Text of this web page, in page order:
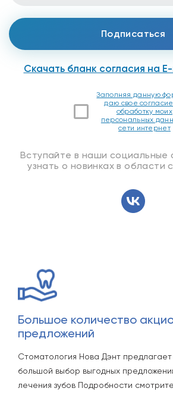
Скачать бланк согласия на
Заполняя данную
даю свое
обработку моих
персональных
сети интернет
Вступайте в наши социальные
узнать о новинках в области
Большое количество
предложений
Стоматология Нова Дэнт
большой выбор выгодных
лечения зубов Подробности